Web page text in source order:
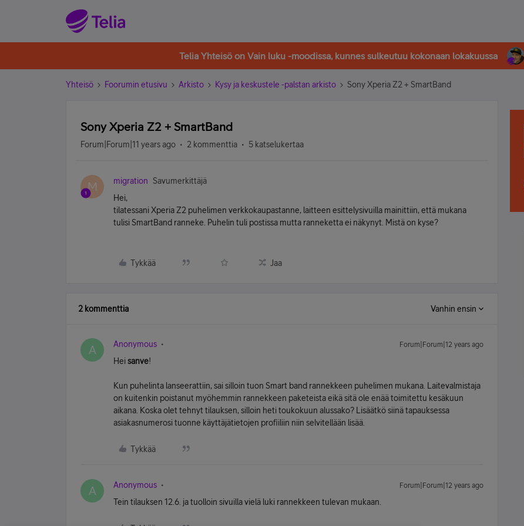
Telia Yhteisö on Vain luku -moodissa, kunnes sulkeutuu kokonaan lokakuussa
Yhteisö Foorumin etusivu Arkisto Kysy ja keskustele -palstan arkisto Sony Xperia Z2 + SmartBand
Sony Xperia Z2 + SmartBand
Forum|Forum|11 years ago 2 kommenttia 5 katselukertaa
M migration
Savumerkittäjä
Hei,
tilatessani Xperia Z2 puhelimen verkkokaupastanne, laitteen esittelysivuilla mainittiin, että mukana
tulisi SmartBand ranneke. Puhelin tuli postissa mutta ranneketta ei näkynyt. Mistä on kyse?
Tykkää Jaa
2 kommenttia Vanhin ensin
A Anonymous Forum|Forum|12 years ago
Heisanve!
Kun puhelinta lanseerattiin, sai silloin tuon Smart band rannekkeen puhelimen mukana. Laitevalmistaja
on kuitenkin poistanut myöhemmin rannekkeen paketeista eikä sitä ole enää toimitettu kesäkuun
aikana. Koska olet tehnyt tilauksen, silloin heti toukokuun alussako? Lisäätkö siinä tapauksessa
asiakasnumerosi tuonne käyttäjätietojen profiiliin niin selvitellään lisää.
Tykkää
A Anonymous Forum|Forum|12 years ago
Tein tilauksen 12.6. ja tuolloin sivuilla vielä luki rannekkeen tulevan mukaan.